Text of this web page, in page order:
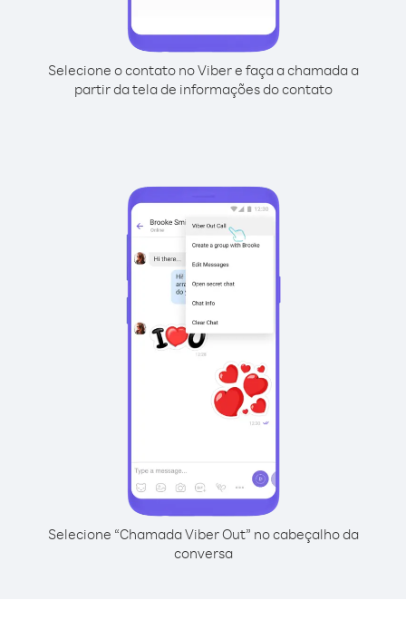
Selecione o contato no Viber e faça a chamada a
partir da tela de informações do contato
Selecione “Chamada Viber Out” no cabeçalho da
conversa